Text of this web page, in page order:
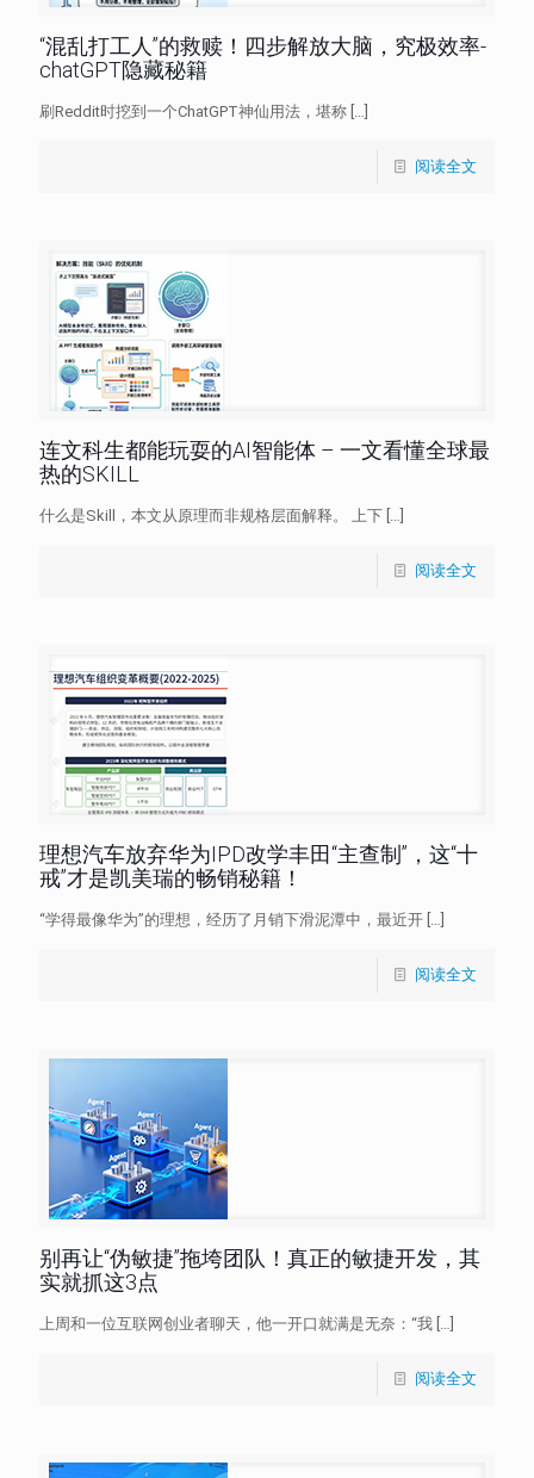
“混乱打工人”的救赎！四步解放大脑，究极效率-
chatGPT隐藏秘籍
刷Reddit时挖到一个ChatGPT神仙用法，堪称 […]
阅读全文
连文科生都能玩耍的AI智能体 – 一文看懂全球最
热的SKILL
什么是Skill，本文从原理⽽⾮规格层⾯解释。 上下 […]
阅读全文
理想汽车放弃华为IPD改学丰田“主查制”，这“十
戒”才是凯美瑞的畅销秘籍！
“学得最像华为”的理想，经历了月销下滑泥潭中，最近开 […]
阅读全文
别再让“伪敏捷”拖垮团队！真正的敏捷开发，其
实就抓这3点
上周和一位互联网创业者聊天，他一开口就满是无奈：“我 […]
阅读全文